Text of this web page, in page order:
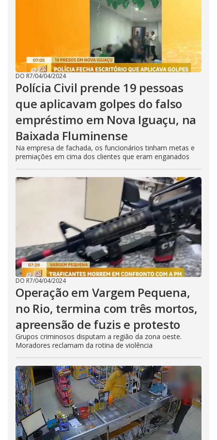
DO R7/04/04/2024
Polícia Civil prende 19 pessoas
que aplicavam golpes do falso
empréstimo em Nova Iguaçu, na
Baixada Fluminense
Na empresa de fachada, os funcionários tinham metas e
premiações em cima dos clientes que eram enganados
DO R7/04/04/2024
Operação em Vargem Pequena,
no Rio, termina com três mortos,
apreensão de fuzis e protesto
Grupos criminosos disputam a região da zona oeste.
Moradores reclamam da rotina de violência